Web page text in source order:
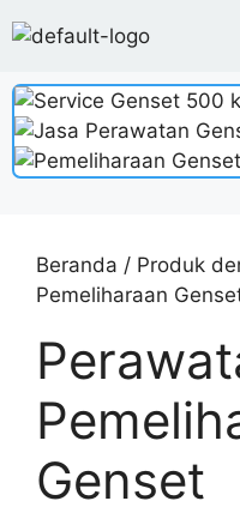
Beranda / Produk
Pemeliharaan
Genset